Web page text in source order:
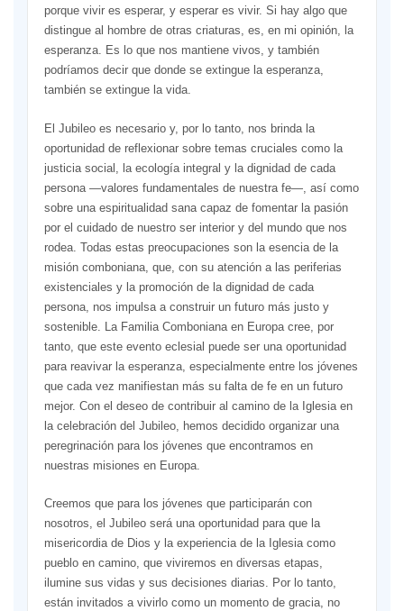
porque vivir es esperar, y esperar es vivir. Si hay algo que
distingue al hombre de otras criaturas, es, en mi opinión, la
esperanza. Es lo que nos mantiene vivos, y también
podríamos decir que donde se extingue la esperanza,
también se extingue la vida.
El Jubileo es necesario y, por lo tanto, nos brinda la
oportunidad de reflexionar sobre temas cruciales como la
justicia social, la ecología integral y la dignidad de cada
persona —valores fundamentales de nuestra fe—, así como
sobre una espiritualidad sana capaz de fomentar la pasión
por el cuidado de nuestro ser interior y del mundo que nos
rodea. Todas estas preocupaciones son la esencia de la
misión comboniana, que, con su atención a las periferias
existenciales y la promoción de la dignidad de cada
persona, nos impulsa a construir un futuro más justo y
sostenible. La Familia Comboniana en Europa cree, por
tanto, que este evento eclesial puede ser una oportunidad
para reavivar la esperanza, especialmente entre los jóvenes
que cada vez manifiestan más su falta de fe en un futuro
mejor. Con el deseo de contribuir al camino de la Iglesia en
la celebración del Jubileo, hemos decidido organizar una
peregrinación para los jóvenes que encontramos en
nuestras misiones en Europa.
Creemos que para los jóvenes que participarán con
nosotros, el Jubileo será una oportunidad para que la
misericordia de Dios y la experiencia de la Iglesia como
pueblo en camino, que viviremos en diversas etapas,
ilumine sus vidas y sus decisiones diarias. Por lo tanto,
están invitados a vivirlo como un momento de gracia, no